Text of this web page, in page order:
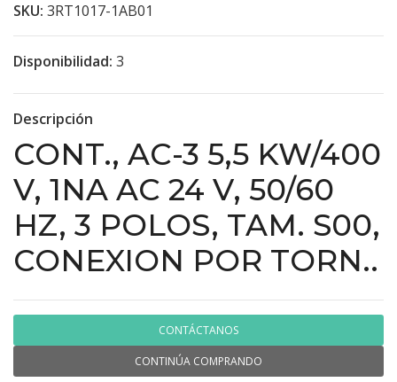
SKU: 3RT1017-1AB01
Disponibilidad: 3
Descripción
CONT., AC-3 5,5 KW/400
V, 1NA AC 24 V, 50/60
HZ, 3 POLOS, TAM. S00,
CONEXION POR TORN..
CONTÁCTANOS
CONTINÚA COMPRANDO